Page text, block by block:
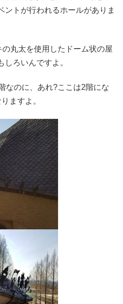
ントが行われるホールがありま
丸太を使用したドーム状の屋
ろいんですよ。
なのに、あれ?ここは2階にな
ますよ。